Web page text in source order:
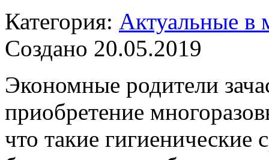
Категория: Актуальные в
Создано 20.05.2019
Экономные родители
приобретение
что такие гигиенические